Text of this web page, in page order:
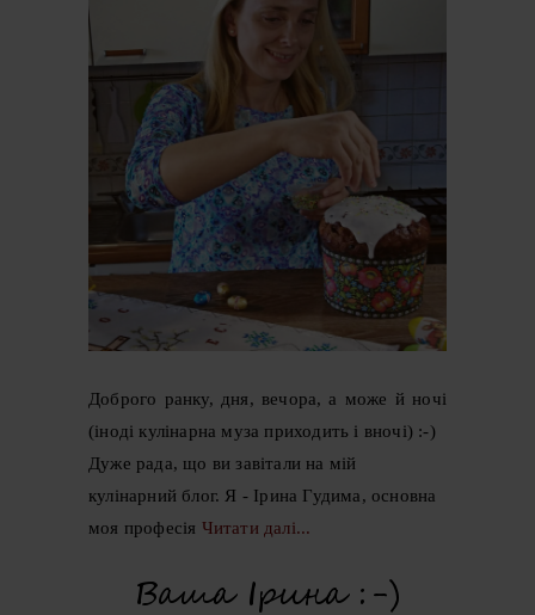
Доброго ранку, дня, вечора, а може й ночі
(іноді кулінарна муза приходить і вночі) :-)
Дуже рада, що ви завітали на мій
кулінарний блог. Я - Ірина Гудима, основна
моя професія Читати далі...